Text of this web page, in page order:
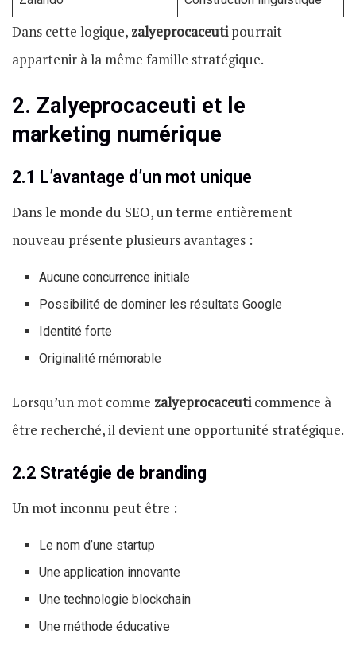
Dans cette logique, zalyeprocaceutipourrait
appartenir à la même famille stratégique.
2. Zalyeprocaceuti et le
marketing numérique
2.1 L’avantage d’un mot unique
Dans le monde du SEO, un terme entièrement
nouveau présente plusieurs avantages :
Aucune concurrence initiale
Possibilité de dominer les résultats Google
Identité forte
Originalité mémorable
Lorsqu’un mot comme zalyeprocaceuticommence à
être recherché, il devient une opportunité stratégique.
2.2 Stratégie de branding
Un mot inconnu peut être :
Le nom d’une startup
Une application innovante
Une technologie blockchain
Une méthode éducative